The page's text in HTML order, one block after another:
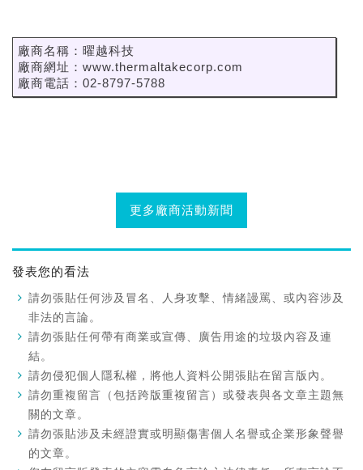
廠商名稱：曜越科技
廠商網址：www.thermaltakecorp.com
廠商電話：02-8797-5788
更多廠商活動新聞
發表您的看法
請勿張貼任何涉及冒名、人身攻擊、情緒謾罵、或內容涉及
非法的言論。
請勿張貼任何帶有商業或宣傳、廣告用途的垃圾內容及連
結。
請勿侵犯個人隱私權，將他人資料公開張貼在留言版內。
請勿重複留言（包括跨版重複留言）或發表與各文章主題無
關的文章。
請勿張貼涉及未經證實或明顯傷害個人名譽或企業形象聲譽
的文章。